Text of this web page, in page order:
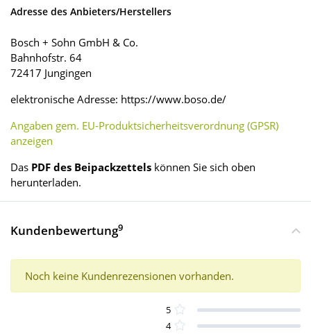
Adresse des Anbieters/Herstellers
Bosch + Sohn GmbH & Co.
Bahnhofstr. 64
72417 Jungingen
elektronische Adresse: https://www.boso.de/
Angaben gem. EU-Produktsicherheitsverordnung (GPSR)
anzeigen
Das PDF des Beipackzettels können Sie sich oben
herunterladen.
Kundenbewertung9
Noch keine Kundenrezensionen vorhanden.
5
4